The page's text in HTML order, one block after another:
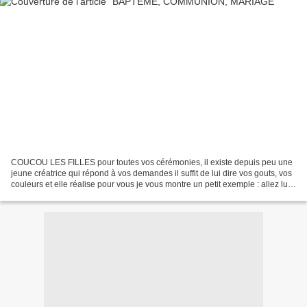
COUCOU LES FILLES pour toutes vos cérémonies, il existe depuis peu une
jeune créatrice qui répond à vos demandes il suffit de lui dire vos gouts, vos
couleurs et elle réalise pour vous je vous montre un petit exemple : allez lui